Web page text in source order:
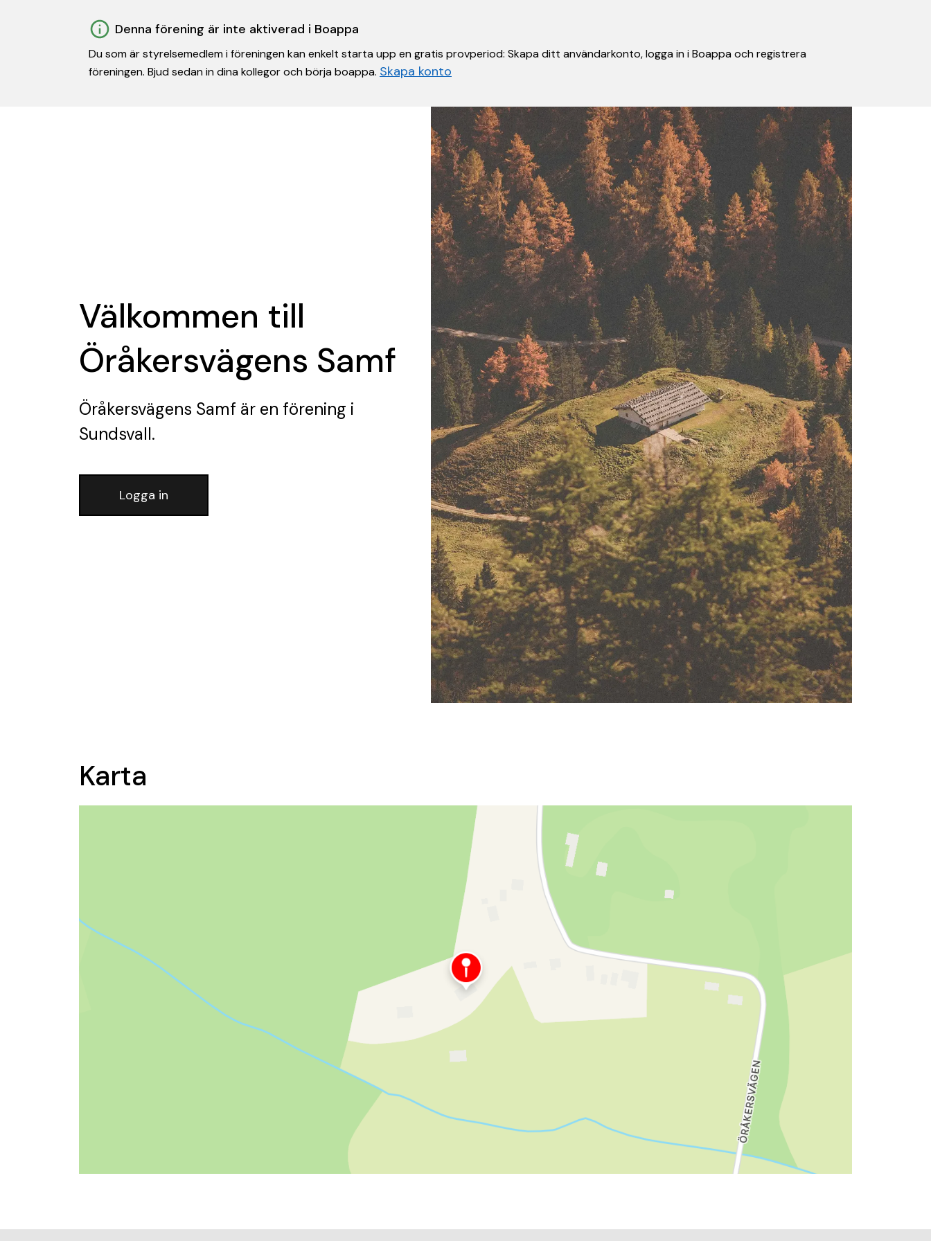
Denna förening är inte aktiverad i Boappa
Du som är styrelsemedlem i föreningen kan enkelt starta upp en gratis provperiod: Skapa ditt användarkonto, logga in i Boappa och registrera
föreningen. Bjud sedan in dina kollegor och börja boappa. Skapa konto
Välkommen till
Öråkersvägens Samf
Öråkersvägens Samf är en förening i
Sundsvall.
Logga in
Karta